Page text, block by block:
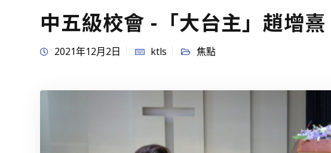
中五級校會 -「大台主」趙增熹
2021年12月2日 ktls 焦點